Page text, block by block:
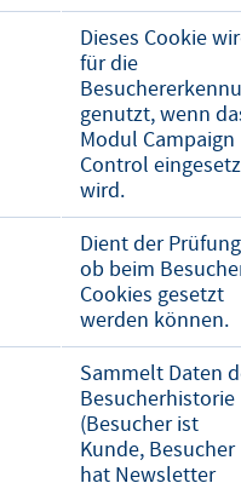
Dieses Cookie
für die
genutzt, wenn
Modul Campaign
Control
wird.
Dient der
ob beim
Cookies gesetzt
werden können.
Sammelt Daten
Besucherhistorie
(Besucher ist
Kunde, Besucher
hat Newsletter